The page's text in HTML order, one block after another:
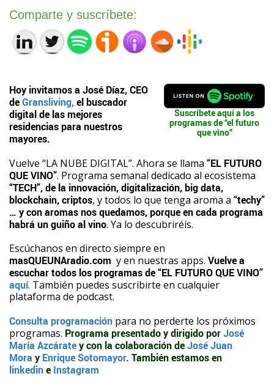
Comparte y suscríbete:
Suscríbete aquí a los
programas de “el futuro
que vino”
Hoy invitamos a José Díaz, CEO
deGransliving,el buscador
digital de las mejores
residencias para nuestros
mayores.
Vuelve “LA NUBE DIGITAL”. Ahora se llama “EL FUTURO
QUE VINO”. Programa semanal dedicado al ecosistema
“TECH”, de la innovación, digitalización, big data,
blockchain, criptos, y todos lo que tenga aroma a “techy”
… y con aromas nos quedamos, porque en cada programa
habrá un guiño al vino. Ya lo descubriréis.
Escúchanos en directo siempre en
masQUEUNAradio.com y en nuestras apps. Vuelve a
escuchar todos los programas de “EL FUTURO QUE VINO”
aquí. También puedes suscribirte en cualquier
plataforma de podcast.
Consulta programación para no perderte los próximos
programas. Programa presentado y dirigido porJosé
María Azcáratey con la colaboración deJosé Juan
Mora y Enrique Sotomayor. También estamos en
linkedine Instagram